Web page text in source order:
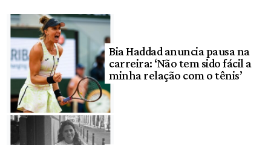
Bia Haddad anuncia pausa na
carreira: ‘Não tem sido fácil a
minha relação com o tênis’